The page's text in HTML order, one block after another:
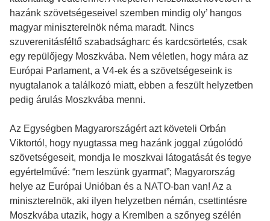
hazánk szövetségeseivel szemben mindig oly’ hangos
magyar miniszterelnök néma maradt. Nincs
szuverenitásféltő szabadságharc és kardcsörtetés, csak
egy repülőjegy Moszkvába. Nem véletlen, hogy mára az
Európai Parlament, a V4-ek és a szövetségeseink is
nyugtalanok a találkozó miatt, ebben a feszült helyzetben
pedig árulás Moszkvába menni.
Az Egységben Magyarországért azt követeli Orbán
Viktortól, hogy nyugtassa meg hazánk joggal zúgolódó
szövetségeseit, mondja le moszkvai látogatását és tegye
egyértelművé: “nem leszünk gyarmat”; Magyarország
helye az Európai Unióban és a NATO-ban van! Az a
miniszterelnök, aki ilyen helyzetben némán, csettintésre
Moszkvába utazik, hogy a Kremlben a szőnyeg szélén